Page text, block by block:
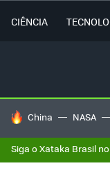
CIÊNCIA
TENDÊNCIAS DO DIA
China NASA
Siga o Xataka Brasil